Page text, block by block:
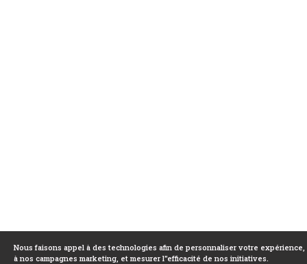
Nous faisons appel à des technologies afin de personnaliser votre
à nos campagnes marketing, et mesurer l''efficacité de nos initiatives.